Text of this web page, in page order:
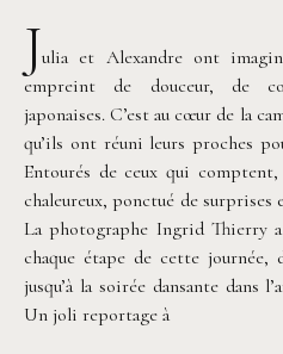
Julia et Alexandre ont
empreint de douceur, de
japonaises. C’est au cœur de la
qu’ils ont réuni leurs proches
Entourés de ceux qui
chaleureux, ponctué de
La photographe Ingrid Thierry
chaque étape de cette journée,
jusqu’à la soirée dansante dans
Un joli reportage à